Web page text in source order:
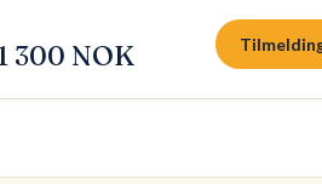
300 NOK